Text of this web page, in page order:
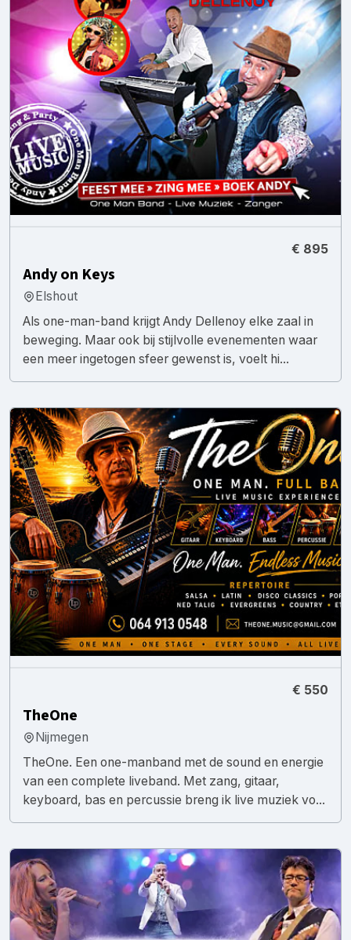
€ 895
Andy on Keys
Elshout
Als one-man-band krijgt Andy Dellenoy elke zaal in
beweging. Maar ook bij stijlvolle evenementen waar
een meer ingetogen sfeer gewenst is, voelt hi...
€ 550
TheOne
Nijmegen
TheOne. Een one-manband met de sound en energie
van een complete liveband. Met zang, gitaar,
keyboard, bas en percussie breng ik live muziek vo...